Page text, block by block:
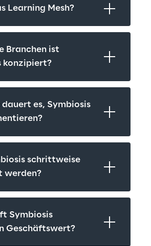
Learning Mesh?
Branchen ist
konzipiert?
es, Symbiosis
schrittweise
werden?
Symbiosis
Geschäftswert?